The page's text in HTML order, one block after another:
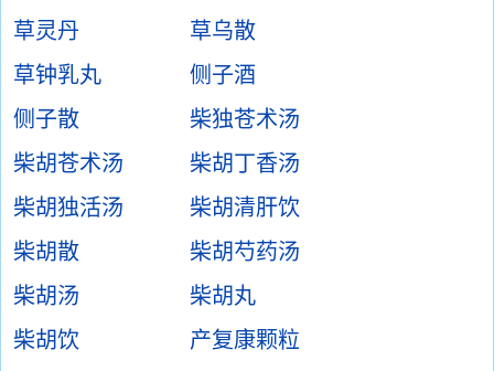
草灵丹
草乌散
草钟乳丸
侧子酒
侧子散
柴独苍术汤
柴胡苍术汤
柴胡丁香汤
柴胡独活汤
柴胡清肝饮
柴胡散
柴胡芍药汤
柴胡汤
柴胡丸
柴胡饮
产复康颗粒